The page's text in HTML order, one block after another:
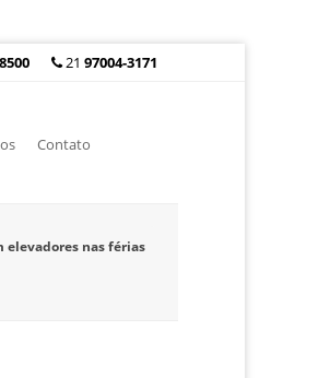
2197004-3171
Contato
elevadores nas férias